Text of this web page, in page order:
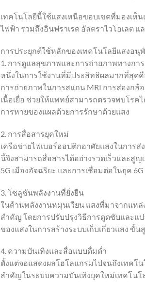
เทคโนโลยีนี้ใช้แสงเหนือขอบเขตที่มองเห็
ไฟฟ้า รวมถึงอินฟราเรด อัลตราไวโอเลต
การประยุกต์ใช้หลักของเทคโนโลยีแสงอนุ
1. การดูแลสุขภาพและการถ่ายภาพทางกา
หนึ่งในการใช้งานที่มีประสิทธิผลมากที่สุด
การถ่ายภาพในการสแกน MRI การส่องกล้
เนื้อเยื่อ ช่วยให้แพทย์สามารถตรวจพบโรค
การหายของแผลด้วยการรักษาด้วยแสง
2. การสื่อสารยุคใหม่
เครือข่ายไฟเบอร์ออปติกอาศัยแสงในการ
นี้จึงสามารถสื่อสารได้อย่างรวดเร็วและสู
5G เมืองอัจฉริยะ และการเชื่อมต่อในยุค
3. โซลูชันพลังงานที่ยั่งยืน
ในด้านพลังงานหมุนเวียน แสงที่มาจากแห
สำคัญ โดยการปรับปรุงวิธีการดูดซับและแ
ของแสงในการสร้างระบบเก็บเกี่ยวแสง ขั้
4. ความบันเทิงและสื่อแบบดื่มด่ำ
ตั้งแต่จอแสดงผลโฮโลแกรมไปจนถึงเทคโ
สำคัญในระบบความบันเทิงยุคใหม่เทคโน